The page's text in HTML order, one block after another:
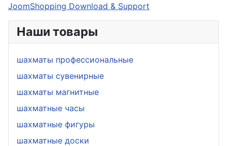
Наши товары
шахматы профессиональные
шахматы сувенирные
шахматы магнитные
шахматные часы
шахматные фигуры
шахматные доски
JoomShopping Download & Support